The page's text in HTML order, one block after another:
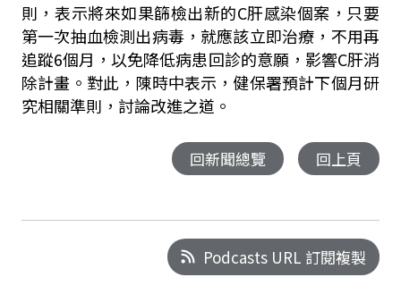
則，表示將來如果篩檢出新的C肝感染個案，只要
第一次抽血檢測出病毒，就應該立即治療，不用再
追蹤6個月，以免降低病患回診的意願，影響C肝消
除計畫。對此，陳時中表示，健保署預計下個月研
究相關準則，討論改進之道。
回新聞總覽 回上頁
Podcasts URL 訂閱複製